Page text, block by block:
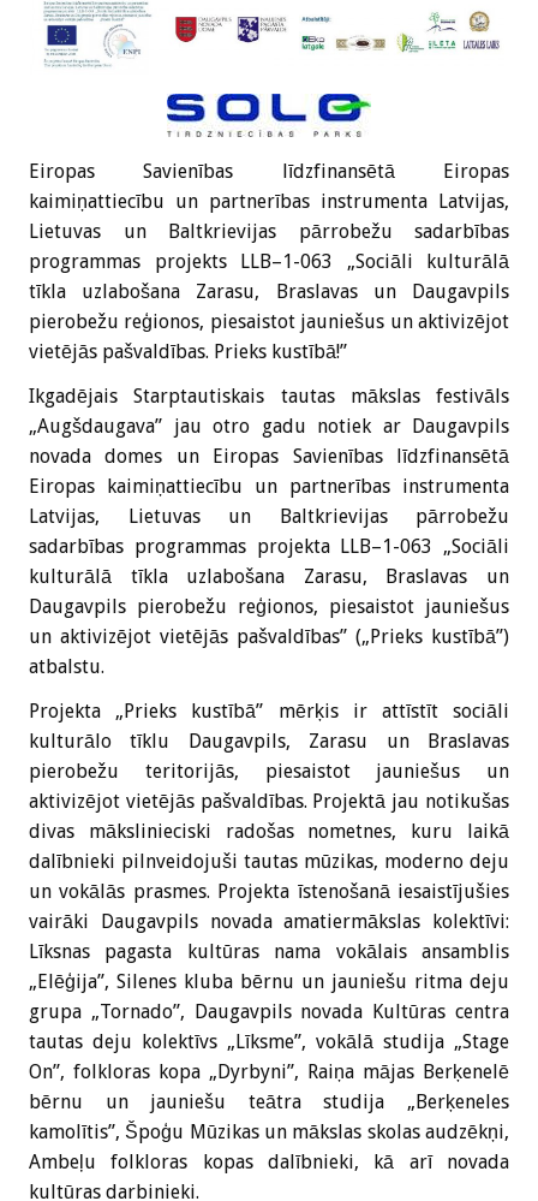
Eiropas Savienības līdzfinansētā Eiropas
kaimiņattiecību un partnerības instrumenta Latvijas,
Lietuvas un Baltkrievijas pārrobežu sadarbības
programmas projekts LLB–1-063 „Sociāli kulturālā
tīkla uzlabošana Zarasu, Braslavas un Daugavpils
pierobežu reģionos, piesaistot jauniešus un aktivizējot
vietējās pašvaldības. Prieks kustībā!”
Ikgadējais Starptautiskais tautas mākslas festivāls
„Augšdaugava” jau otro gadu notiek ar Daugavpils
novada domes un Eiropas Savienības līdzfinansētā
Eiropas kaimiņattiecību un partnerības instrumenta
Latvijas, Lietuvas un Baltkrievijas pārrobežu
sadarbības programmas projekta LLB–1-063 „Sociāli
kulturālā tīkla uzlabošana Zarasu, Braslavas un
Daugavpils pierobežu reģionos, piesaistot jauniešus
un aktivizējot vietējās pašvaldības” („Prieks kustībā”)
atbalstu.
Projekta „Prieks kustībā” mērķis ir attīstīt sociāli
kulturālo tīklu Daugavpils, Zarasu un Braslavas
pierobežu teritorijās, piesaistot jauniešus un
aktivizējot vietējās pašvaldības. Projektā jau notikušas
divas mākslinieciski radošas nometnes, kuru laikā
dalībnieki pilnveidojuši tautas mūzikas, moderno deju
un vokālās prasmes. Projekta īstenošanā iesaistījušies
vairāki Daugavpils novada amatiermākslas kolektīvi:
Līksnas pagasta kultūras nama vokālais ansamblis
„Elēģija”, Silenes kluba bērnu un jauniešu ritma deju
grupa „Tornado”, Daugavpils novada Kultūras centra
tautas deju kolektīvs „Līksme”, vokālā studija „Stage
On”, folkloras kopa „Dyrbyni”, Raiņa mājas Berķenelē
bērnu un jauniešu teātra studija „Berķeneles
kamolītis”, Špoģu Mūzikas un mākslas skolas audzēkņi,
Ambeļu folkloras kopas dalībnieki, kā arī novada
kultūras darbinieki.